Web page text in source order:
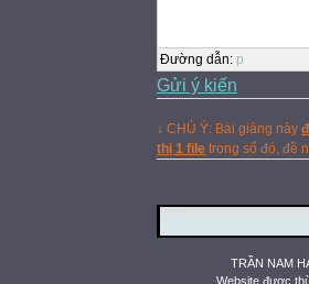
Đường dẫn: p
Gửi ý kiến
↓ CHÚ Ý: Bài giảng này
thị 1 file trong số đó, đề
TRẦN NAM
Website được